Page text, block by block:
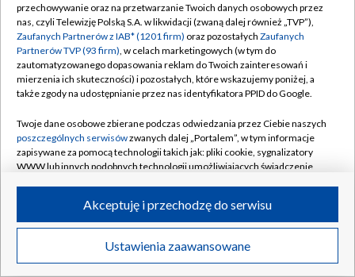
Abonament TVP
Emisja w TVP
Centrum informacji TVP
Naziemna Telewizja Cyfrowa
Rada Programowa
System NOS
Informacje o nadawcy
Program dla prasy
Ogłoszenie przetargowe
Regulamin TVP
Polityka prywatności
Moje zgody
Pomoc
Kontakt
Kanały
©2026 Telewizja Polska S.A. w likwidacji
przechowywanie oraz na przetwarzanie Twoich danych osobowych przez
nas, czyli Telewizję Polską S.A. w likwidacji (zwaną dalej również „TVP”),
Zaufanych Partnerów z IAB* (1201 firm) oraz pozostałych Zaufanych
Partnerów TVP (93 firm), w celach marketingowych (w tym do
zautomatyzowanego dopasowania reklam do Twoich zainteresowań i
mierzenia ich skuteczności) i pozostałych, które wskazujemy poniżej, a
także zgody na udostępnianie przez nas identyfikatora PPID do Google.
Twoje dane osobowe zbierane podczas odwiedzania przez Ciebie naszych
poszczególnych serwisówzwanych dalej „Portalem”, w tym informacje
zapisywane za pomocą technologii takich jak: pliki cookie, sygnalizatory
WWW lub innych podobnych technologii umożliwiających świadczenie
ruchu w Internecie.
Twoje dane osobowe zbierane podczas odwiedzania przez Ciebie
poszczególnych serwisówna Portalu, takie jak adresy IP, identyfikatory
Ustawienia zaawansowane
Akceptuję i przechodzę do serwisu